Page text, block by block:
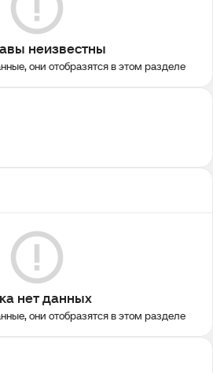
неизвестны
они отобразятся в этом разделе
нет данных
они отобразятся в этом разделе